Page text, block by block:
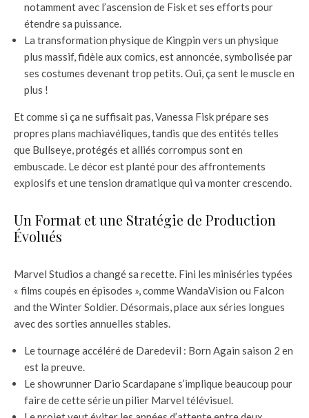
notamment avec l’ascension de Fisk et ses efforts pour
étendre sa puissance.
La transformation physique de Kingpin vers un physique
plus massif, fidèle aux comics, est annoncée, symbolisée par
ses costumes devenant trop petits. Oui, ça sent le muscle en
plus !
Et comme si ça ne suffisait pas, Vanessa Fisk prépare ses
propres plans machiavéliques, tandis que des entités telles
que Bullseye, protégés et alliés corrompus sont en
embuscade. Le décor est planté pour des affrontements
explosifs et une tension dramatique qui va monter crescendo.
Un Format et une Stratégie de Production
Évolués
Marvel Studios a changé sa recette. Fini les miniséries typées
« films coupés en épisodes », comme WandaVision ou Falcon
and the Winter Soldier. Désormais, place aux séries longues
avec des sorties annuelles stables.
Le tournage accéléré de Daredevil : Born Again saison 2 en
est la preuve.
Le showrunner Dario Scardapane s’implique beaucoup pour
faire de cette série un pilier Marvel télévisuel.